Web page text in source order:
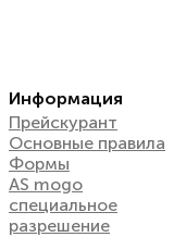
Информация
Прейскурант
Oсновные правила
Формы
AS mogo
специальное
разрешение